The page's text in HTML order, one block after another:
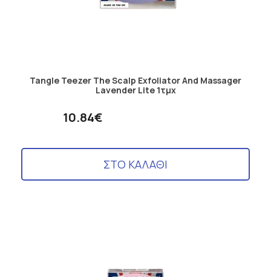
Tangle Teezer The Scalp Exfoliator And Massager
Lavender Lite 1τμχ
10.84€
ΣΤΟ ΚΑΛΑΘΙ